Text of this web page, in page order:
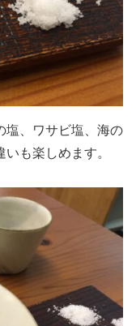
塩、ワサビ塩、海の
も楽しめます。